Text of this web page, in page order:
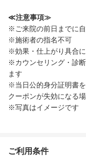
≪注意事項≫
※ご来院の前日までに
※施術者の指名不可
※効果・仕上がり具合
※カウンセリング・診
ます
※当日公的身分証明書
クーポンが失効になる
※写真はイメージです
ご利用条件